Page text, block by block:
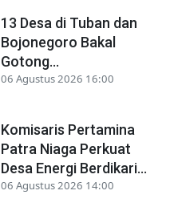
13 Desa di Tuban dan
Bojonegoro Bakal
Gotong...
06 Agustus 2026 16:00
Komisaris Pertamina
Patra Niaga Perkuat
Desa Energi Berdikari...
06 Agustus 2026 14:00